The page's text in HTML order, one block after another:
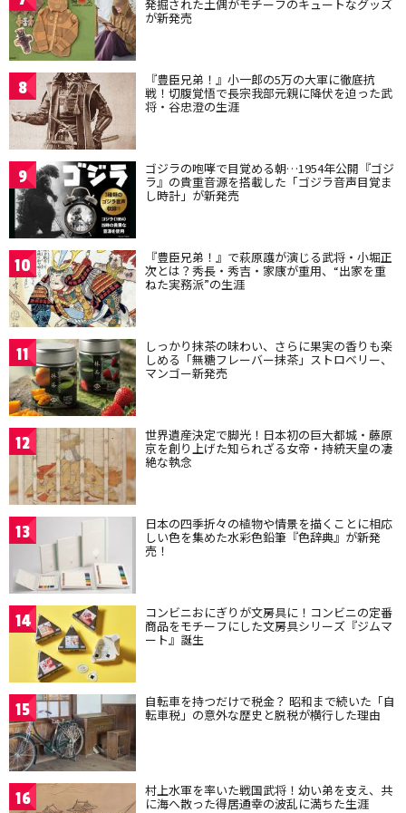
発掘された土偶がモチーフのキュートなグッズ
が新発売
8 『豊臣兄弟！』小一郎の5万の大軍に徹底抗
戦！切腹覚悟で長宗我部元親に降伏を迫った武
将・谷忠澄の生涯
9 ゴジラの咆哮で目覚める朝…1954年公開『ゴジ
ラ』の貴重音源を搭載した「ゴジラ音声目覚ま
し時計」が新発売
10 『豊臣兄弟！』で萩原護が演じる武将・小堀正
次とは？秀長・秀吉・家康が重用、“出家を重
ねた実務派”の生涯
11 しっかり抹茶の味わい、さらに果実の香りも楽
しめる「無糖フレーバー抹茶」ストロベリー、
マンゴー新発売
12 世界遺産決定で脚光！日本初の巨大都城・藤原
京を創り上げた知られざる女帝・持統天皇の凄
絶な執念
13 日本の四季折々の植物や情景を描くことに相応
しい色を集めた水彩色鉛筆『色辞典』が新発
売！
14 コンビニおにぎりが文房具に！コンビニの定番
商品をモチーフにした文房具シリーズ『ジムマ
ート』誕生
15 自転車を持つだけで税金？ 昭和まで続いた「自
転車税」の意外な歴史と脱税が横行した理由
16 村上水軍を率いた戦国武将！幼い弟を支え、共
に海へ散った得居通幸の波乱に満ちた生涯